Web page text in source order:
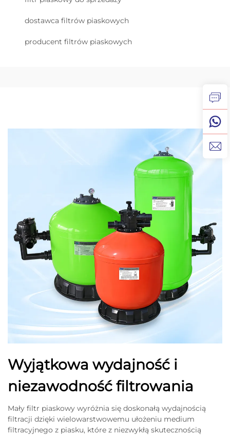
dostawca filtrów piaskowych
producent filtrów piaskowych
Wyjątkowa wydajność i
niezawodność filtrowania
Mały filtr piaskowy wyróżnia się doskonałą wydajnością
filtracji dzięki wielowarstwowemu ułożeniu medium
filtracyjnego z piasku, które z niezwykłą skutecznością